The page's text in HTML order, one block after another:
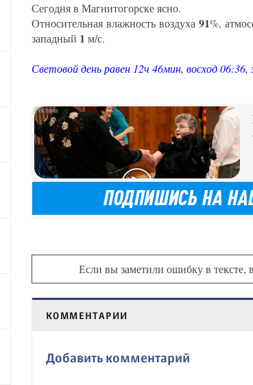
Сегодня в Магнитогорске ясно.
Относительная влажность воздуха 91%,
западный 1 м/с.
Световой день равен 12ч 46мин, восход 06:36,
Если вы заметили ошибку в тексте,
КОММЕНТАРИИ
Добавить комментарий